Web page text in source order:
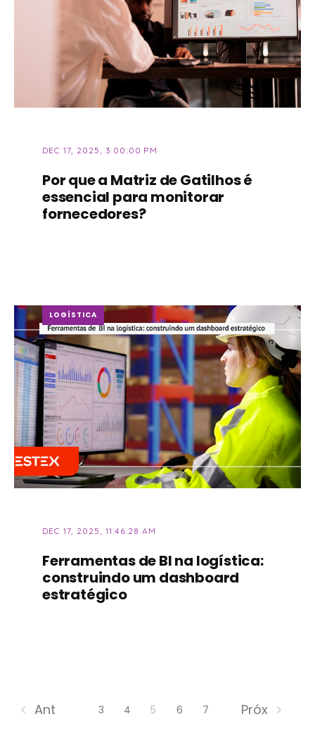
DEC 17, 2025, 3:00:00 PM
Por que a Matriz de Gatilhos é
essencial para monitorar
fornecedores?
LOGÍSTICA
DEC 17, 2025, 11:46:28 AM
Ferramentas de BI na logística:
construindo um dashboard
estratégico
Ant 3 4 5 6 7 Próx